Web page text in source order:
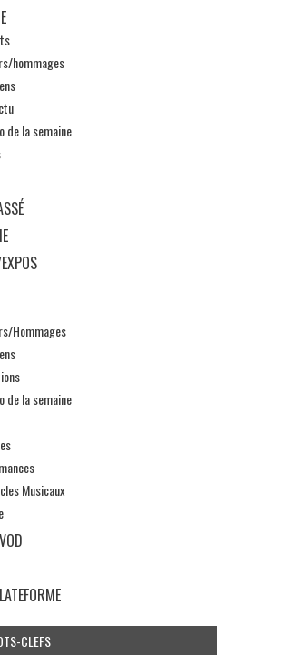
hommages
de la semaine
Hommages
de la semaine
Musicaux
CLEFS